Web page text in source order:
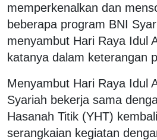
memperkenalkan dan
beberapa program BNI
menyambut Hari Raya Idul
katanya dalam keterangan
Menyambut Hari Raya Idul
Syariah bekerja sama
Hasanah Titik (YHT)
serangkaian kegiatan